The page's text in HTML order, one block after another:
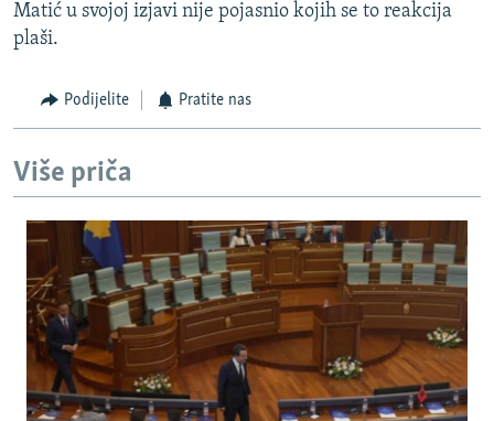
Matić u svojoj izjavi nije pojasnio kojih se to reakcija
plaši.
Podijelite Pratite nas
Više priča